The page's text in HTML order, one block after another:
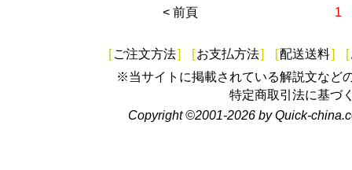
< 前頁 1
[ ご注文方法] [お支払方法] [配送送料] [
※当サイトに掲載されている解説文など
特定商取引法に基づ
Copyright ©2001-2026 by Quick-